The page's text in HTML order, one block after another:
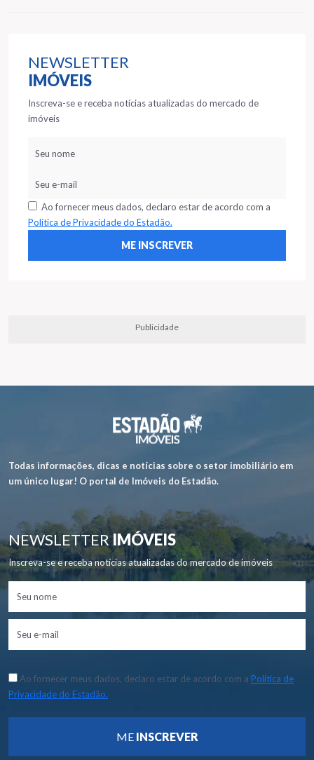
NEWSLETTER
IMÓVEIS
Inscreva-se e receba notícias atualizadas do mercado de
imóveis
Ao fornecer meus dados, declaro estar de acordo com a
Política de Privacidade do Estadão.
Publicidade
Todas informações, dicas e notícias sobre o setor imobiliário em
um único lugar! O portal de Imóveis do Estadão.
NEWSLETTERIMÓVEIS
Inscreva-se e receba notícias atualizadas do mercado de imóveis
Ao fornecer meus dados, declaro estar de acordo com a Política de
Privacidade do Estadão.
ME INSCREVER